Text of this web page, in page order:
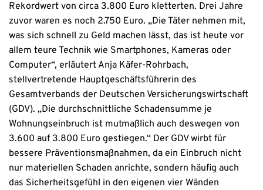
Rekordwert von circa 3.800 Euro kletterten. Drei Jahre
zuvor waren es noch 2.750 Euro. „Die Täter nehmen mit,
was sich schnell zu Geld machen lässt, das ist heute vor
allem teure Technik wie Smartphones, Kameras oder
Computer“, erläutert Anja Käfer-Rohrbach,
stellvertretende Hauptgeschäftsführerin des
Gesamtverbands der Deutschen Versicherungswirtschaft
(GDV). „Die durchschnittliche Schadensumme je
Wohnungseinbruch ist mutmaßlich auch deswegen von
3.600 auf 3.800 Euro gestiegen.“ Der GDV wirbt für
bessere Präventionsmaßnahmen, da ein Einbruch nicht
nur materiellen Schaden anrichte, sondern häufig auch
das Sicherheitsgefühl in den eigenen vier Wänden